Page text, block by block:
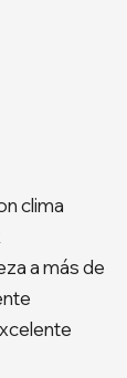
clima
a más de